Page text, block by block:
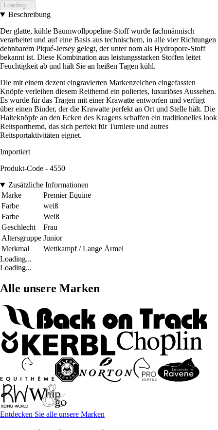
Loading...
Beschreibung
Der glatte, kühle Baumwollpopeline-Stoff wurde fachmännisch
verarbeitet und auf eine Basis aus technischem, in alle vier Richtungen
dehnbarem Piqué-Jersey gelegt, der unter nom als Hydropore-Stoff
bekannt ist. Diese Kombination aus leistungsstarken Stoffen leitet
Feuchtigkeit ab und hält Sie an heißen Tagen kühl.
Die mit einem dezent eingravierten Markenzeichen eingefassten
Knöpfe verleihen diesem Reithemd ein poliertes, luxuriöses Aussehen.
Es wurde für das Tragen mit einer Krawatte entworfen und verfügt
über einen Binder, der die Krawatte perfekt an Ort und Stelle hält. Die
Halteknöpfe an den Ecken des Kragens schaffen ein traditionelles look
Reitsporthemd, das sich perfekt für Turniere und autres
Reitsportaktivitäten eignet.
Importiert
Produkt-Code - 4550
Zusätzliche Informationen
Marke
Premier Equine
Farbe
weiß
Farbe
Weiß
Geschlecht
Frau
Altersgruppe Junior
Merkmal
Wettkampf / Lange Ärmel
Loading...
Loading...
Alle unsere Marken
Entdecken Sie alle unsere Marken